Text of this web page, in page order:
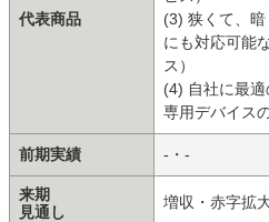
代表商品
(3) 狭くて、
にも対応可能
ス）
(4) 自社に最適
専用デバイス
前期実績 -・-
来期
見通し
増収・赤字拡